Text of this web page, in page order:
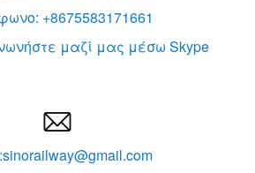
+8675583171661
μαζί μας μέσω Skype
